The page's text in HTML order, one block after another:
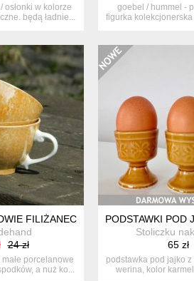
osłonki w kolorze
będą ładnie...
goebel / hummel -
figurka
FILIŻANECZKI VINTAGE *
24 zł
małe porcelanowe
a nuż ko...
PODSTAWKI POD
Stoliczku
65 zł
podstawka pod jajko
werina, kolor